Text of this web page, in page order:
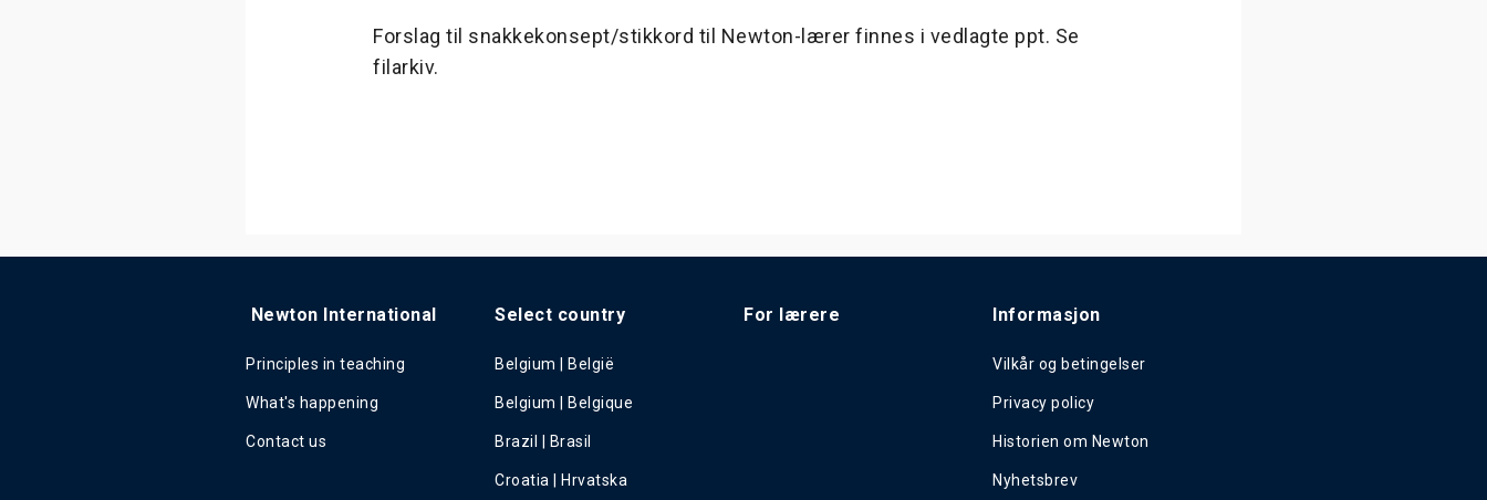
Forslag til snakkekonsept/stikkord til Newton-lærer finnes i vedlagte ppt. Se
filarkiv.
Newton International
Principles in teaching
What's happening
Contact us
Select country
Belgium | België
Belgium | Belgique
Brazil | Brasil
Croatia | Hrvatska
For lærere Informasjon
Vilkår og betingelser
Privacy policy
Historien om Newton
Nyhetsbrev